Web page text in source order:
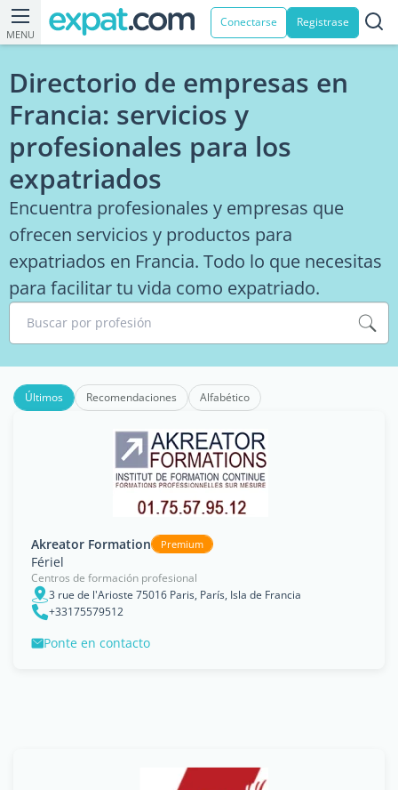
MENU
Conectarse Registrase
Directorio de empresas en
Francia: servicios y
profesionales para los
expatriados
Encuentra profesionales y empresas que
ofrecen servicios y productos para
expatriados en Francia. Todo lo que necesitas
para facilitar tu vida como expatriado.
Buscar por profesión
Últimos Recomendaciones Alfabético
Akreator Formation Premium
Fériel
Centros de formación profesional
3 rue de l'Arioste 75016 Paris, París, Isla de Francia
+33175579512
Ponte en contacto